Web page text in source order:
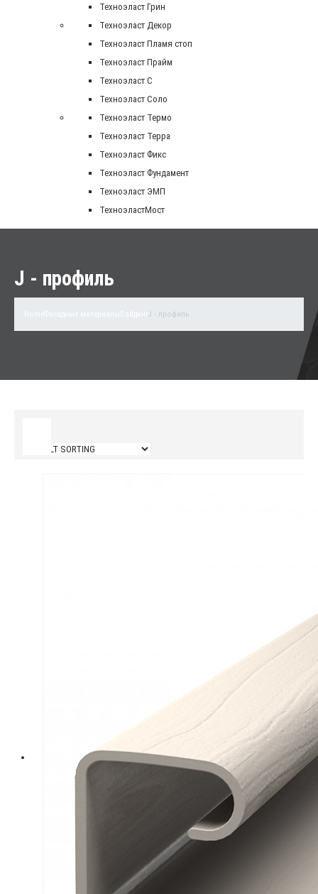
Техноэласт Грин
Техноэласт Декор
Техноэласт Пламя стоп
Техноэласт Прайм
Техноэласт С
Техноэласт Соло
Техноэласт Термо
Техноэласт Терра
Техноэласт Фикс
Техноэласт Фундамент
Техноэласт ЭМП
ТехноэластМост
J - профиль
J - профиль